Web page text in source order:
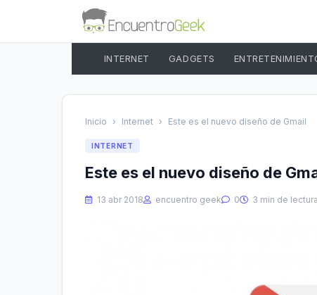
INTERNET GADGETS
Inicio › Internet › Este es el nuevo diseño de Gmail
INTERNET
Este es el nuevo diseño de
13 abr 2018 encuentro geek 0 3 min de lectura